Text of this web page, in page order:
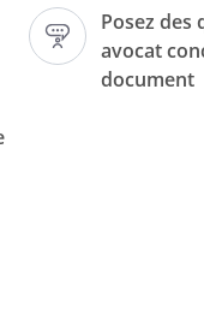
Posez des
avocat
document